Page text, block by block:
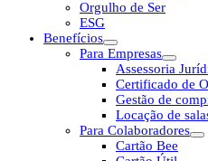
Orgulho de Ser
ESG
Benefícios
Para Empresas
Assessoria
Certificado de
Gestão de
Locação de
Para Colaboradores
Cartão Bee